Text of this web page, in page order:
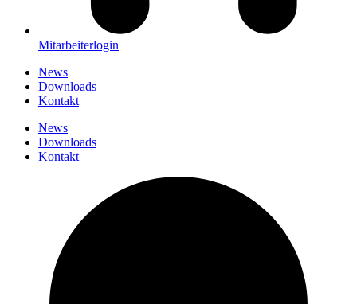
Mitarbeiterlogin
News
Downloads
Kontakt
News
Downloads
Kontakt